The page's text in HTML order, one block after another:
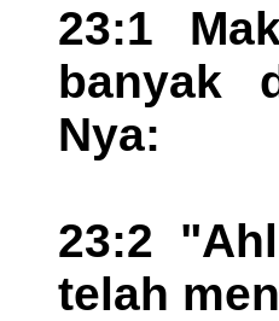
23:1
banyak
Nya:
23:2
telah